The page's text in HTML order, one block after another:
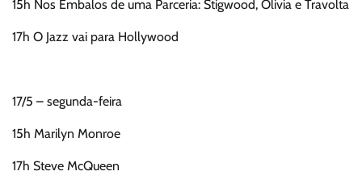
15h Nos Embalos de uma Parceria: Stigwood, Olivia e Travolta
17h O Jazz vai para Hollywood
17/5 – segunda-feira
15h Marilyn Monroe
17h Steve McQueen